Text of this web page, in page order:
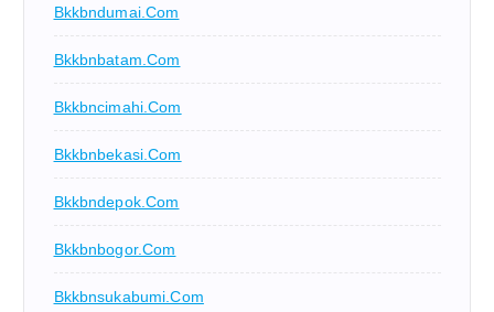
Bkkbndumai.com
Bkkbnbatam.com
Bkkbncimahi.com
Bkkbnbekasi.com
Bkkbndepok.com
Bkkbnbogor.com
Bkkbnsukabumi.com